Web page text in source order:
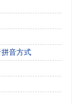
音方式